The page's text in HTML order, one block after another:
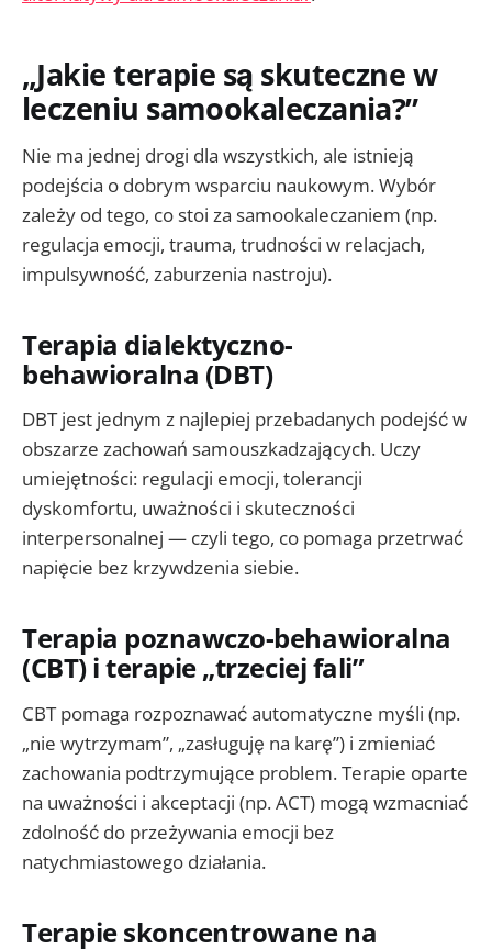
„Jakie terapie są skuteczne w
leczeniu samookaleczania?”
Nie ma jednej drogi dla wszystkich, ale istnieją
podejścia o dobrym wsparciu naukowym. Wybór
zależy od tego, co stoi za samookaleczaniem (np.
regulacja emocji, trauma, trudności w relacjach,
impulsywność, zaburzenia nastroju).
Terapia dialektyczno-
behawioralna (DBT)
DBT jest jednym z najlepiej przebadanych podejść w
obszarze zachowań samouszkadzających. Uczy
umiejętności: regulacji emocji, tolerancji
dyskomfortu, uważności i skuteczności
interpersonalnej — czyli tego, co pomaga przetrwać
napięcie bez krzywdzenia siebie.
Terapia poznawczo-behawioralna
(CBT) i terapie „trzeciej fali”
CBT pomaga rozpoznawać automatyczne myśli (np.
„nie wytrzymam”, „zasługuję na karę”) i zmieniać
zachowania podtrzymujące problem. Terapie oparte
na uważności i akceptacji (np. ACT) mogą wzmacniać
zdolność do przeżywania emocji bez
natychmiastowego działania.
Terapie skoncentrowane na